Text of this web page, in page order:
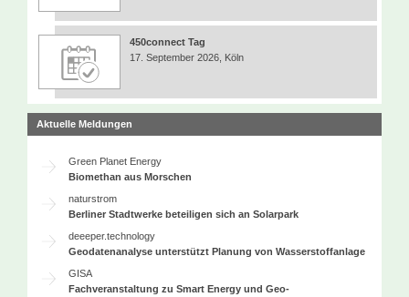
450connect Tag
17. September 2026, Köln
Aktuelle Meldungen
Green Planet Energy
Biomethan aus Morschen
naturstrom
Berliner Stadtwerke beteiligen sich an Solarpark
deeeper.technology
Geodatenanalyse unterstützt Planung von Wasserstoffanlage
GISA
Fachveranstaltung zu Smart Energy und Geo-